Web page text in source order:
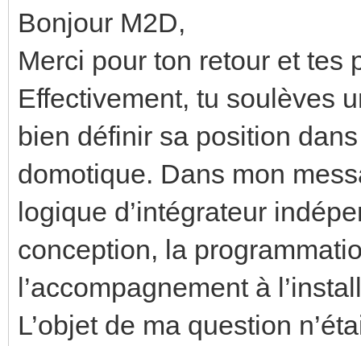
Bonjour M2D,
Merci pour ton retour et tes
Effectivement, tu soulèves
bien définir sa position
domotique. Dans mon
logique d’intégrateur
conception, la
l’accompagnement à
L’objet de ma question